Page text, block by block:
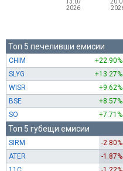
Топ 5 печеливши емисии
CHIM
+22.90%
SLYG
+13.27%
WISR
+9.62%
BSE
+8.57%
SO
+7.71%
Топ 5 губещи емисии
SIRM
-2.80%
ATER
-1.87%